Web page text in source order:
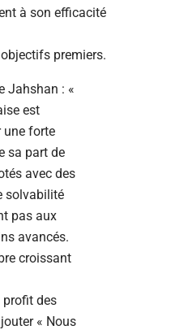
à son efficacité
premiers.
Jahshan : «
est
une forte
sa part de
avec des
solvabilité
pas aux
avancés.
croissant
profit des
« Nous